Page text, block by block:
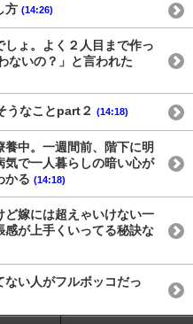
方 (14:26)
しょ。よく２人目まで作っ
ないの？」と言われた
うなことpart２ (14:18)
中。一週間前、階下に明
気で一人暮らしの暗い心が
かる (14:18)
嫁には超えゃいけない一
が上手くいってる秘訣な
ない人がフルボッコだっ